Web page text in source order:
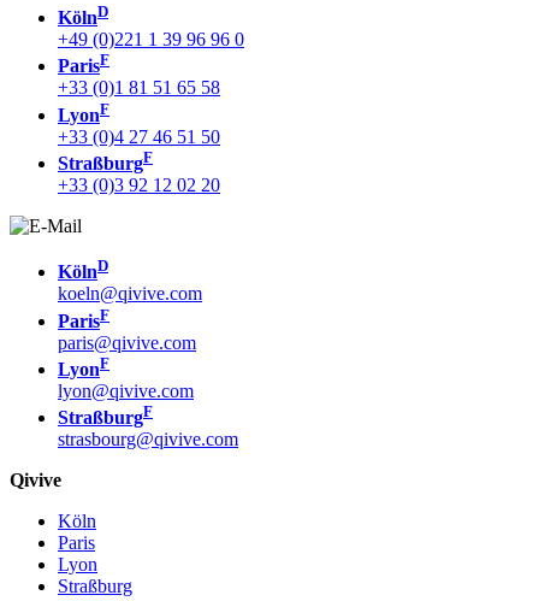
KölnD
+49 (0)221 1 39 96 96 0
ParisF
+33 (0)1 81 51 65 58
LyonF
+33 (0)4 27 46 51 50
StraßburgF
+33 (0)3 92 12 02 20
KölnD
koeln@qivive.com
ParisF
paris@qivive.com
LyonF
lyon@qivive.com
StraßburgF
strasbourg@qivive.com
Qivive
Köln
Paris
Lyon
Straßburg